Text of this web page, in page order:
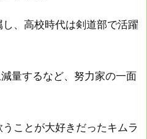
、高校時代は剣道部で活躍
量するなど、努力家の一面
ことが大好きだったキムラ